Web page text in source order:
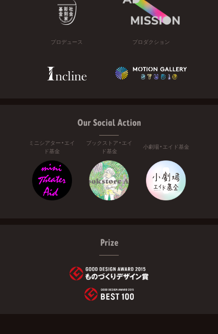
プロデュース プロダクション
Our Social Action
ミニシアター・エイ
ド基金
ブックストア・エイ
ド基金
小劇場・エイド基金
Prize